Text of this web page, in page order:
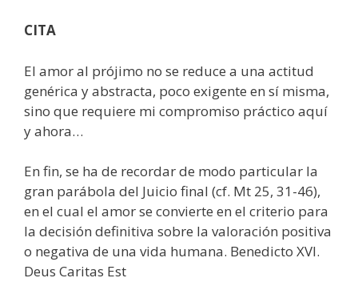
CITA
El amor al prójimo no se reduce a una actitud
genérica y abstracta, poco exigente en sí misma,
sino que requiere mi compromiso práctico aquí
y ahora…
En fin, se ha de recordar de modo particular la
gran parábola del Juicio final (cf. Mt 25, 31-46),
en el cual el amor se convierte en el criterio para
la decisión definitiva sobre la valoración positiva
o negativa de una vida humana. Benedicto XVI.
Deus Caritas Est